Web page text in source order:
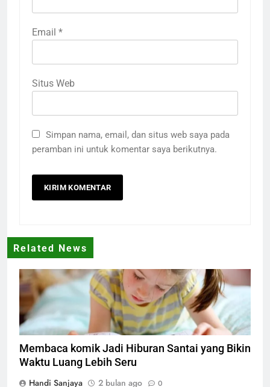
Email *
Situs Web
Simpan nama, email, dan situs web saya pada
peramban ini untuk komentar saya berikutnya.
Related News
membaca komik
Membaca komik Jadi Hiburan Santai yang Bikin
Waktu Luang Lebih Seru
Handi Sanjaya
2 bulan ago 0